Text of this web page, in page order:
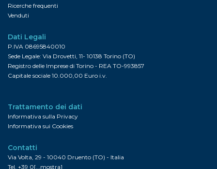
Ricerche frequenti
Venduti
Dati Legali
P.IVA 08695840010
Sede Legale: Via Drovetti, 11- 10138 Torino (TO)
Registro delle Imprese di Torino - REA TO-993857
Capitale sociale 10.000,00 Euro i.v.
Trattamento dei dati
Informativa sulla Privacy
Informativa sui Cookies
Contatti
Via Volta, 29 - 10040 Druento (TO) - Italia
Tel. +39 0[...mostra]